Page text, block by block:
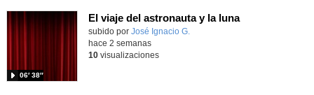
El viaje del astronauta y la luna
Contenido educativo.
subido por José Ignacio G.
06′ 38″
hace 2 semanas
10visualizaciones